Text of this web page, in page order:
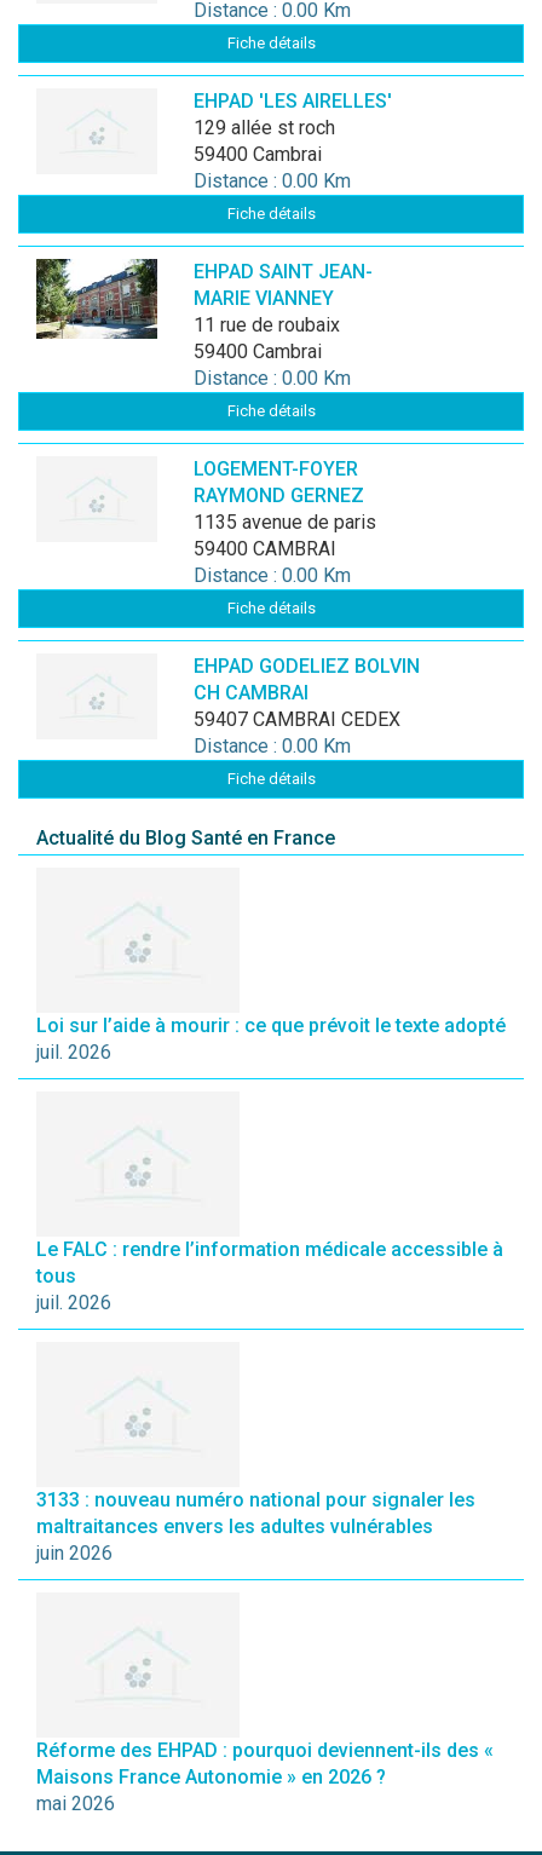
Distance : 0.00 Km
Fiche détails
EHPAD 'LES AIRELLES'
129 allée st roch
59400 Cambrai
Distance : 0.00 Km
Fiche détails
EHPAD SAINT JEAN-
MARIE VIANNEY
11 rue de roubaix
59400 Cambrai
Distance : 0.00 Km
Fiche détails
LOGEMENT-FOYER
RAYMOND GERNEZ
1135 avenue de paris
59400 CAMBRAI
Distance : 0.00 Km
Fiche détails
EHPAD GODELIEZ BOLVIN
CH CAMBRAI
59407 CAMBRAI CEDEX
Distance : 0.00 Km
Fiche détails
Actualité du Blog Santé en France
Loi sur l’aide à mourir : ce que prévoit le texte adopté
juil. 2026
Le FALC : rendre l’information médicale accessible à
tous
juil. 2026
3133 : nouveau numéro national pour signaler les
maltraitances envers les adultes vulnérables
juin 2026
Réforme des EHPAD : pourquoi deviennent-ils des «
Maisons France Autonomie » en 2026 ?
mai 2026